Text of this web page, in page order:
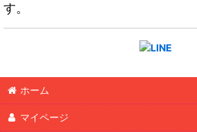
す。
ホーム
マイページ